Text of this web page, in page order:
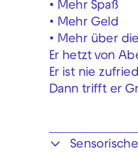
• Mehr Spaß
• Mehr Geld
• Mehr über
Er hetzt von
Er ist nie
Dann trifft er